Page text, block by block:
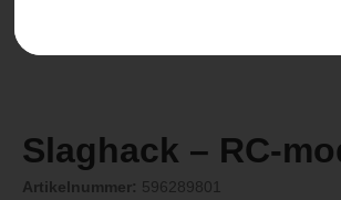
Slaghack – RC-
Artikelnummer: 596289801